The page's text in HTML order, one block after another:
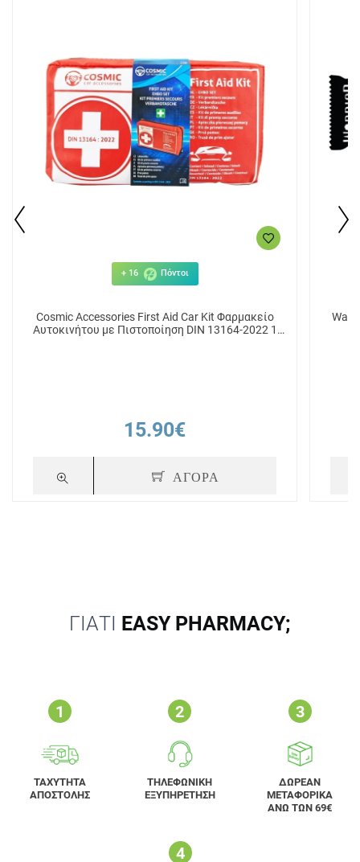
+ 16 Πόντοι
Cosmic Accessories First Aid Car Kit Φαρμακείο
Αυτοκινήτου με Πιστοποίηση DIN 13164-2022 1
15.90€
ΑΓΟΡΑ
ΓΙΑΤΙ EASY PHARMACY;
ΤΑΧΥΤΗΤΑ
ΑΠΟΣΤΟΛΗΣ
ΤΗΛΕΦΩΝΙΚΗ
ΕΞΥΠΗΡΕΤΗΣΗ
ΔΩΡΕΑΝ
ΜΕΤΑΦΟΡΙΚΑ
ΑΝΩ ΤΩΝ 69€